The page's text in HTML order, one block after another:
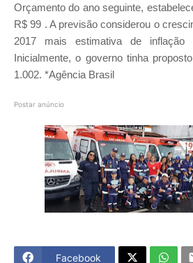
Orçamento do ano seguinte,
R$ 99 . A previsão considerou o
2017 mais estimativa de
Inicialmente, o governo tinha
1.002. *Agência Brasil
Postar anúncio
Facebook